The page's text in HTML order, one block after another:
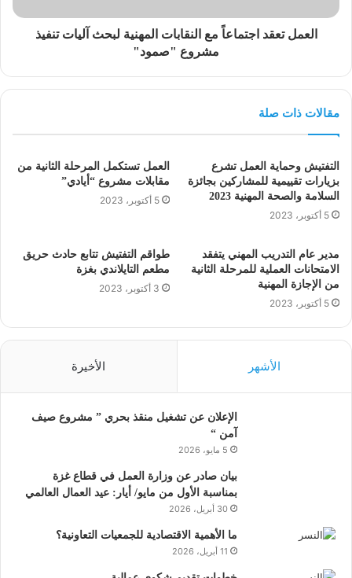
العمل تعقد اجتماعاً مع النقابات المهنية لبحث آليات تنفيذ
مشروع "صمود"
مقالات ذات صلة
التفتيش وحماية العمل تشرع
بزيارات تقييمية للمشاركين بجائزة
السلامة والصحة المهنية 2023
5 أكتوبر، 2023
العمل تستكمل المرحلة الثانية من
مقابلات مشروع “أيادي”
5 أكتوبر، 2023
مدير عام التدريب المهني يتفقد
الامتحانات العملية للمرحلة الثانية
من الإجازة المهنية
5 أكتوبر، 2023
طواقم التفتيش تتابع حادث حريق
مطعم التايلاندي بغزة
3 أكتوبر، 2023
الأشهر الأخيرة
الإعلان عن تشغيل منقذ بحري ” مشروع صيف
آمن “
5 مايو، 2026
بيان صادر عن وزارة العمل في قطاع غزة
بمناسبة الأول من مايو/ أيار: عيد العمال العالمي
30 أبريل، 2026
ما الأهمية الاقتصادية للجمعيات التعاونية؟
11 أبريل، 2026